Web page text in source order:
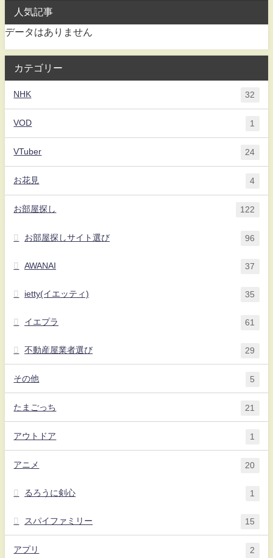
人気記事
データはありません
カテゴリー
NHK 32
VOD 1
VTuber 24
お花見 4
お部屋探し 122
お部屋探しサイト選び 96
AWANAI 37
ietty(イエッティ) 35
イエプラ 61
不動産屋業者選び 29
その他 5
たまごっち 21
アウトドア 1
アニメ 20
るろうに剣心 1
スパイファミリー 15
アプリ 2